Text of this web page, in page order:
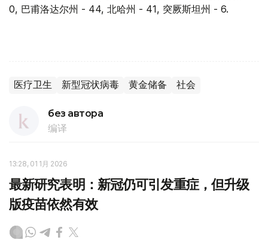
0, 巴甫洛达尔州 - 44, 北哈州 - 41, 突厥斯坦州 - 6.
医疗卫生 新型冠状病毒 黄金储备 社会
без автора
编译
13:28, 01 1月 2026
最新研究表明：新冠仍可引发重症，但升级
版疫苗依然有效